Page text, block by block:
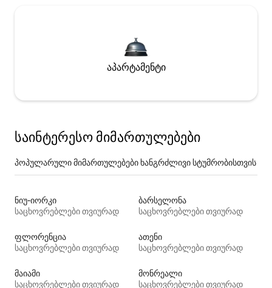
აპარტამენტი
საინტერესო მიმართულებები
პოპულარული მიმართულებები ხანგრძლივი სტუმრობისთვის
ნიუ-იორკი
საცხოვრებლები თვიურად
ბარსელონა
საცხოვრებლები თვიურად
ფლორენცია
საცხოვრებლები თვიურად
ათენი
საცხოვრებლები თვიურად
მაიამი
საცხოვრებლები თვიურად
მონრეალი
საცხოვრებლები თვიურად